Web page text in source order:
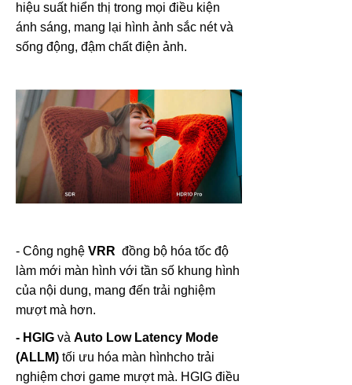
hiệu suất hiển thị trong mọi điều kiện
ánh sáng, mang lại hình ảnh sắc nét và
sống động, đậm chất điện ảnh.
- Công nghệ VRR đồng bộ hóa tốc độ
làm mới màn hình với tần số khung hình
của nội dung, mang đến trải nghiệm
mượt mà hơn.
- HGIG và Auto Low Latency Mode
(ALLM) tối ưu hóa màn hìnhcho trải
nghiệm chơi game mượt mà. HGIG điều